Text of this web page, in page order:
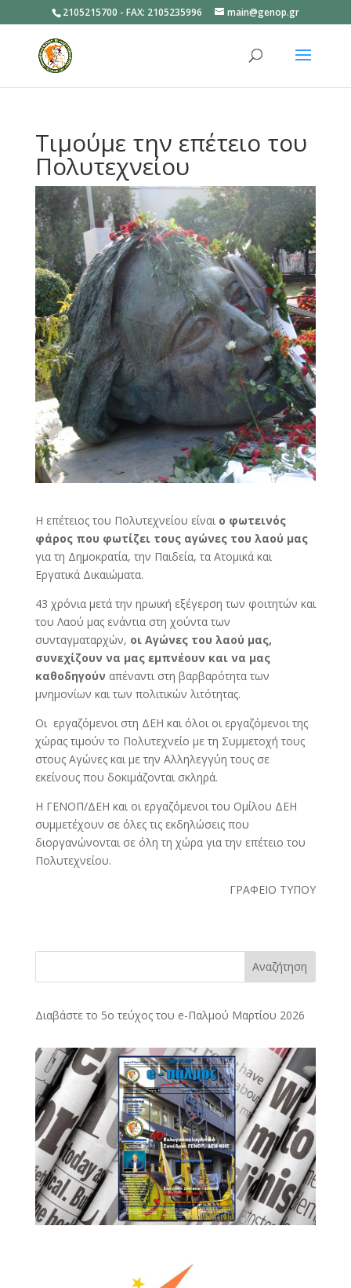
2105215700 - FAX: 2105235996 main@genop.gr
Τιμούμε την επέτειο του
Πολυτεχνείου
Η επέτειος του Πολυτεχνείου είναι ο φωτεινός
φάρος που φωτίζει τους αγώνες του λαού μας
για τη Δημοκρατία, την Παιδεία, τα Ατομικά και
Εργατικά Δικαιώματα.
43 χρόνια μετά την ηρωική εξέγερση των φοιτητών και
του Λαού μας ενάντια στη χούντα των
συνταγματαρχών, οι Αγώνες του λαού μας,
συνεχίζουν να μας εμπνέουν και να μας
καθοδηγούν απέναντι στη βαρβαρότητα των
μνημονίων και των πολιτικών λιτότητας.
Οι εργαζόμενοι στη ΔΕΗ και όλοι οι εργαζόμενοι της
χώρας τιμούν το Πολυτεχνείο με τη Συμμετοχή τους
στους Αγώνες και με την Αλληλεγγύη τους σε
εκείνους που δοκιμάζονται σκληρά.
Η ΓΕΝΟΠ/ΔΕΗ και οι εργαζόμενοι του Ομίλου ΔΕΗ
συμμετέχουν σε όλες τις εκδηλώσεις που
διοργανώνονται σε όλη τη χώρα για την επέτειο του
Πολυτεχνείου.
ΓΡΑΦΕΙΟ ΤΥΠΟΥ
Αναζήτηση
Διαβάστε το 5ο τεύχος του e-Παλμού Μαρτίου 2026